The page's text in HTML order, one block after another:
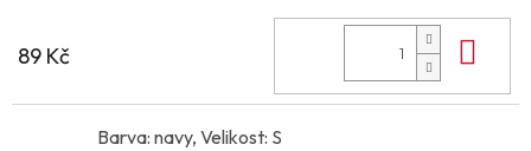
89 Kč
Barva: navy, Velikost: S